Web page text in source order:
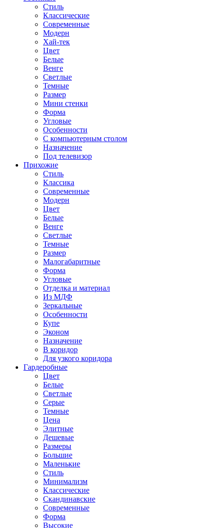
Стиль
Классические
Современные
Модерн
Хай-тек
Цвет
Белые
Венге
Светлые
Темные
Размер
Мини стенки
Форма
Угловые
Особенности
С компьютерным столом
Назначение
Под телевизор
Прихожие
Стиль
Классика
Современные
Модерн
Цвет
Белые
Венге
Светлые
Темные
Размер
Малогабаритные
Форма
Угловые
Отделка и материал
Из МДФ
Зеркальные
Особенности
Купе
Эконом
Назначение
В коридор
Для узкого коридора
Гардеробные
Цвет
Белые
Светлые
Серые
Темные
Цена
Элитные
Дешевые
Размеры
Большие
Маленькие
Стиль
Минимализм
Классические
Скандинавские
Современные
Форма
Высокие